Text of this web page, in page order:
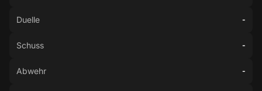
Duelle -
Schuss -
Abwehr -